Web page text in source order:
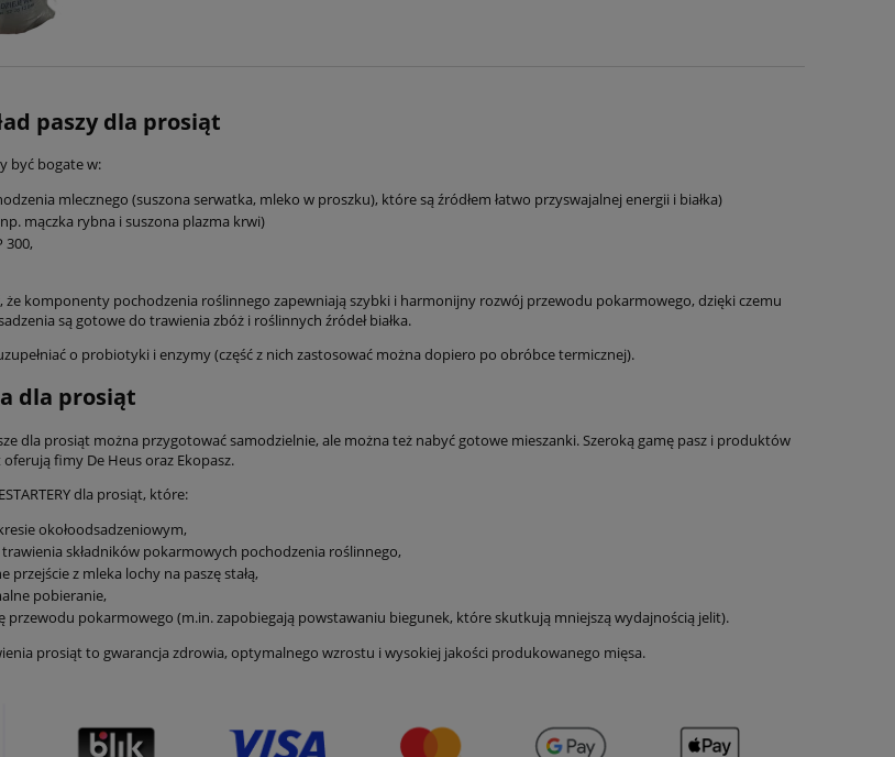
paszy dla prosiąt
być bogate w:
mlecznego (suszona serwatka, mleko w proszku), które są źródłem łatwo przyswajalnej energii i białka)
mączka rybna i suszona plazma krwi)
300,
że komponenty pochodzenia roślinnego zapewniają szybki i harmonijny rozwój przewodu pokarmowego, dzięki czemu
są gotowe do trawienia zbóż i roślinnych źródeł białka.
o probiotyki i enzymy (część z nich zastosować można dopiero po obróbce termicznej).
dla prosiąt
dla prosiąt można przygotować samodzielnie, ale można też nabyć gotowe mieszanki. Szeroką gamę pasz i produktów
fimy De Heus oraz Ekopasz.
dla prosiąt, które:
okołoodsadzeniowym,
składników pokarmowych pochodzenia roślinnego,
przejście z mleka lochy na paszę stałą,
pobieranie,
przewodu pokarmowego (m.in. zapobiegają powstawaniu biegunek, które skutkują mniejszą wydajnością jelit).
prosiąt to gwarancja zdrowia, optymalnego wzrostu i wysokiej jakości produkowanego mięsa.